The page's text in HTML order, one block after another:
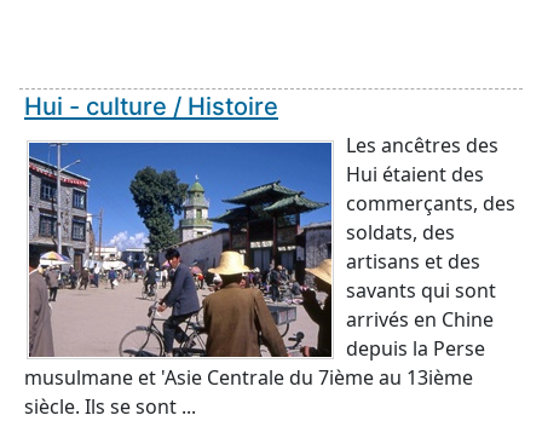
Hui - culture / Histoire
Les ancêtres des
Hui étaient des
commerçants, des
soldats, des
artisans et des
savants qui sont
arrivés en Chine
depuis la Perse
musulmane et 'Asie Centrale du 7ième au 13ième
siècle. Ils se sont ...